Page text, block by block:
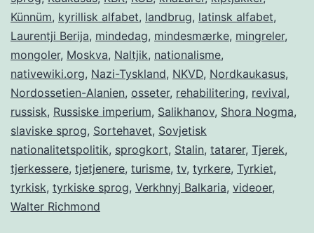
Künnüm, kyrillisk alfabet, landbrug, latinsk alfabet,
Laurentji Berija, mindedag, mindesmærke, mingreler,
mongoler, Moskva, Naltjik, nationalisme,
nativewiki.org, Nazi-Tyskland, NKVD, Nordkaukasus,
Nordossetien-Alanien, osseter, rehabilitering, revival,
russisk, Russiske imperium, Salikhanov, Shora Nogma,
slaviske sprog, Sortehavet, Sovjetisk
nationalitetspolitik, sprogkort, Stalin, tatarer, Tjerek,
tjerkessere, tjetjenere, turisme, tv, tyrkere, Tyrkiet,
tyrkisk, tyrkiske sprog, Verkhnyj Balkaria, videoer,
Walter Richmond